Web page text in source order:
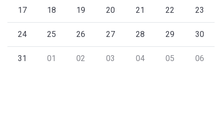
17 18 19 20 21 22 23
24 25 26 27 28 29 30
31 01 02 03 04 05 06